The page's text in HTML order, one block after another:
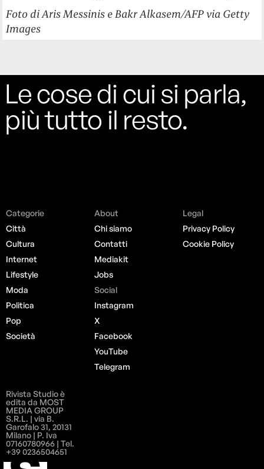
Foto di Aris Messinis e Bakr Alkasem/AFP via Getty
Images
Le cose di cui si parla,
più tutto il resto.
Categorie
Città
Cultura
Internet
Lifestyle
Moda
Politica
Pop
Società
About
Chi siamo
Contatti
Mediakit
Jobs
Social
Instagram
X
Facebook
YouTube
Telegram
Legal
Privacy Policy
Cookie Policy
Rivista Studio è
edita da MOST
MEDIA GROUP
S.R.L. | via B.
Garofalo 31, 20131
Milano | P. Iva
07160780966 | Tel.
+39 0236504651